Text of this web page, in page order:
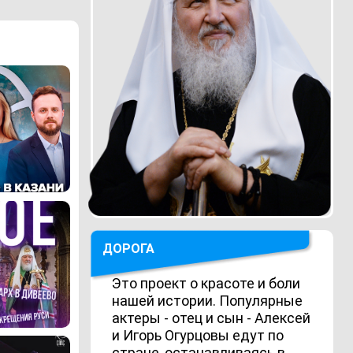
ДОРОГА
Это проект о красоте и боли
нашей истории. Популярные
актеры - отец и сын - Алексей
и Игорь Огурцовы едут по